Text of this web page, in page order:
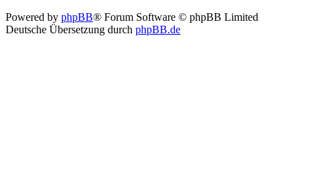
Powered by phpBB® Forum Software © phpBB Limited
Deutsche Übersetzung durch phpBB.de